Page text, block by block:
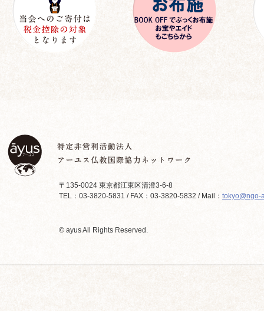
〒135-0024 東京都江東区清澄3-6-8
TEL：03-3820-5831 / FAX：03-3820-5832 / Mail： tokyo@ngo-
© ayus All Rights Reserved.